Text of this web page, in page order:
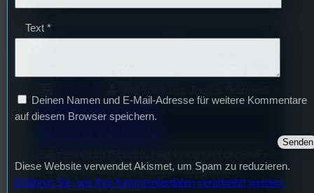
Newscast #2
Party, eine kleine Prise Kultur – fertig ist der
Veranstaltungs-Auflauf!
Text *
Deinen Namen und E-Mail-Adresse für weitere Kommentare
auf diesem Browser speichern.
Diese Website verwendet Akismet, um Spam zu reduzieren.
Erfahren Sie, wie Ihre Kommentardaten verarbeitet werden.